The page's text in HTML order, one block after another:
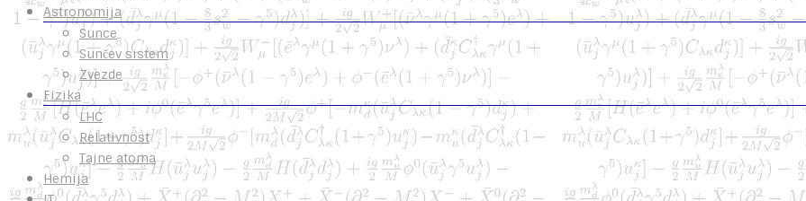
Astronomija
Sunce
Sunčev sistem
Zvezde
Fizika
LHC
Relativnost
Tajne atoma
Hemija